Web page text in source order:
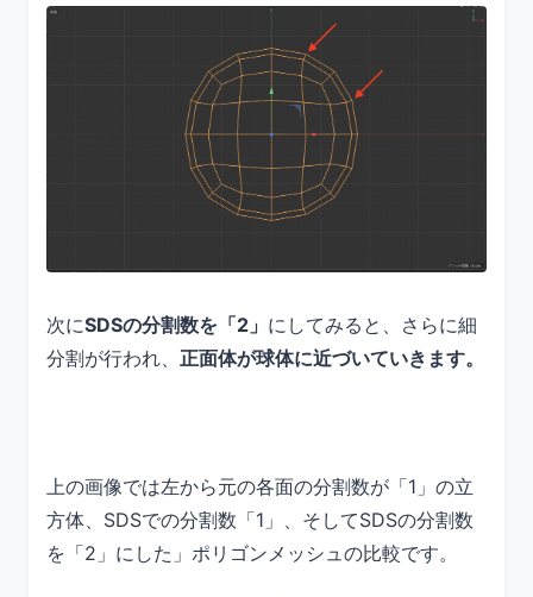
次にSDSの分割数を「2」 にしてみると、さらに細
分割が行われ、 正面体が球体に近づいていきます。
上の画像では左から元の各面の分割数が「1」の立
方体、SDSでの分割数「1」、そしてSDSの分割数
を「2」にした」ポリゴンメッシュの比較です。